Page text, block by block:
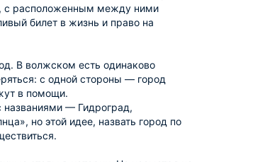
с расположенным между ними
билет в жизнь и право на
В волжском есть одинаково
с одной стороны — город
в помощи.
названиями — Гидроград,
но этой идее, назвать город по